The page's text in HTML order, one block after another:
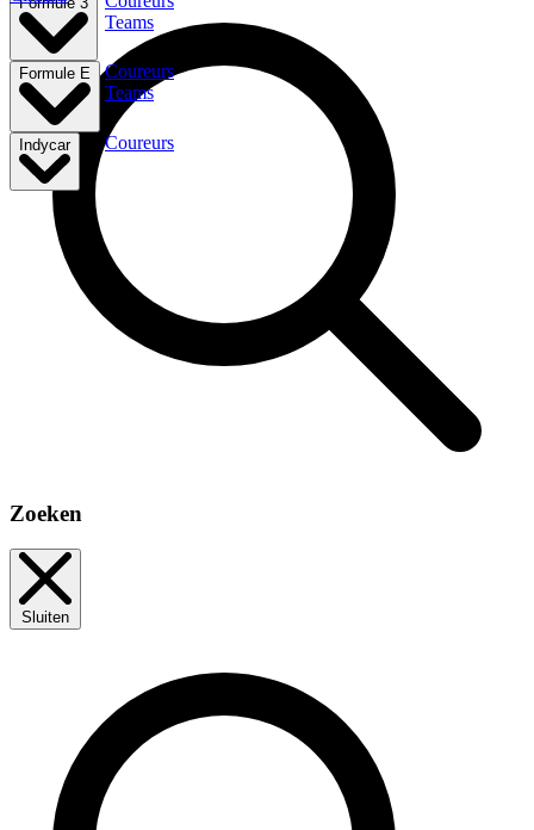
Teams
Formule E
Coureurs
Teams
Indycar Coureurs
Zoeken
Sluiten